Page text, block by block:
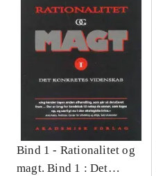
Bind 1 - Rationalitet og
magt. Bind 1 : Det